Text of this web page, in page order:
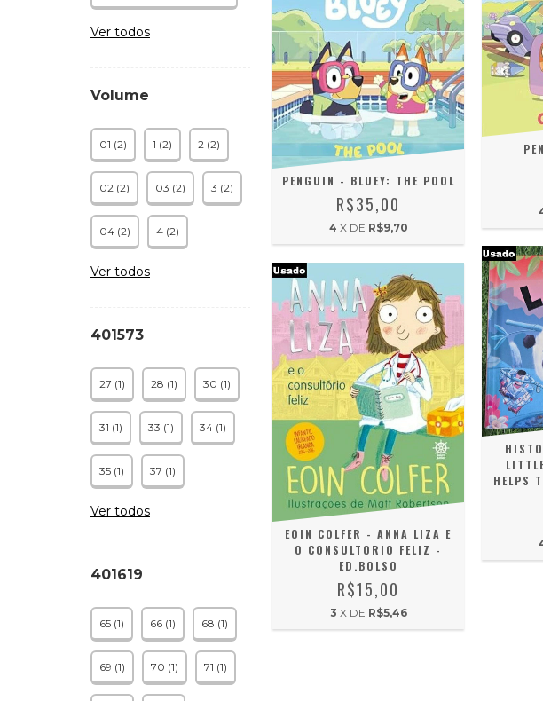
Ver todos
Volume
01 (2) 1 (2) 2 (2)
02 (2) 03 (2) 3 (2)
04 (2) 4 (2)
Ver todos
401573
27 (1) 28 (1) 30 (1)
31 (1) 33 (1) 34 (1)
35 (1) 37 (1)
Ver todos
401619
65 (1) 66 (1) 68 (1)
69 (1) 70 (1) 71 (1)
PENGUIN - BLUEY: THE POOL
R$35,00
4 X DE R$9,70
EOIN COLFER - ANNA LIZA E
O CONSULTORIO FELIZ -
ED.BOLSO
R$15,00
3 X DE R$5,46
HELPS